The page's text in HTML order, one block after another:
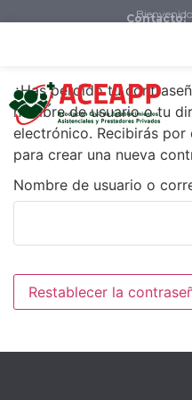
Contacto:
¿Has perdido tu
nombre de usuario o tu
electrónico. Recibirás
para crear una nueva
Nombre de usuario o
Restablecer la